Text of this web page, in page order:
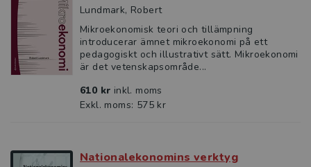
Lundmark, Robert
Mikroekonomisk teori och tillämpning
introducerar ämnet mikroekonomi på ett
pedagogiskt och illustrativt sätt. Mikroekonomi
är det vetenskapsområde...
610 kr inkl. moms
Exkl. moms: 575 kr
Nationalekonomins verktyg